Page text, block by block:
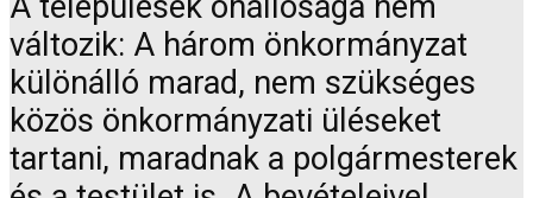
változik: A három önkormányzat
különálló marad, nem szükséges
közös önkormányzati üléseket
tartani, maradnak a polgármesterek